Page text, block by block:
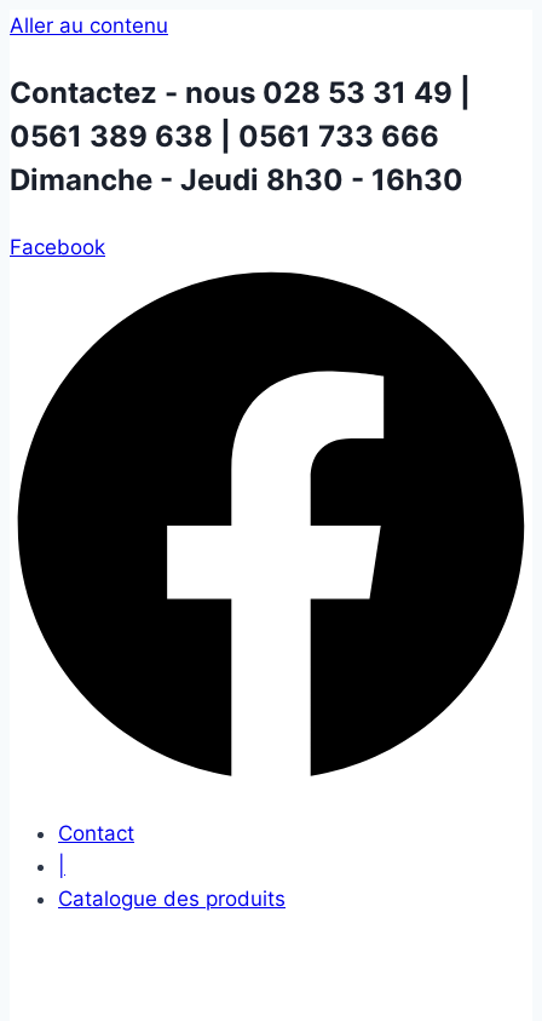
Aller au contenu
Contactez - nous 028 53 31 49 |
0561 389 638 | 0561 733 666
Dimanche - Jeudi 8h30 - 16h30
Facebook
Contact
Catalogue des produits